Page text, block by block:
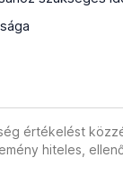
értékelést
hiteles,